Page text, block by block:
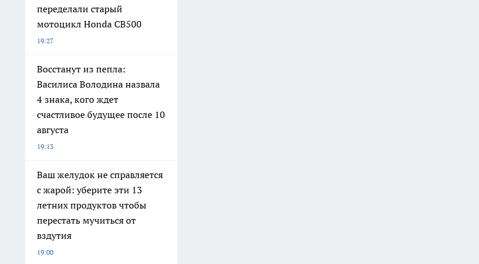
переделали старый
мотоцикл Honda CB500
19:27
Восстанут из пепла:
Василиса Володина назвала
4 знака, кого ждет
счастливое будущее после 10
августа
19:13
Ваш желудок не справляется
с жарой: уберите эти 13
летних продуктов чтобы
перестать мучиться от
вздутия
19:00